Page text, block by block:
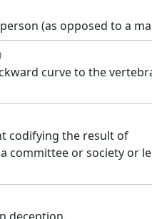
(as opposed to a
curve to the
codifying the result of
committee or society or